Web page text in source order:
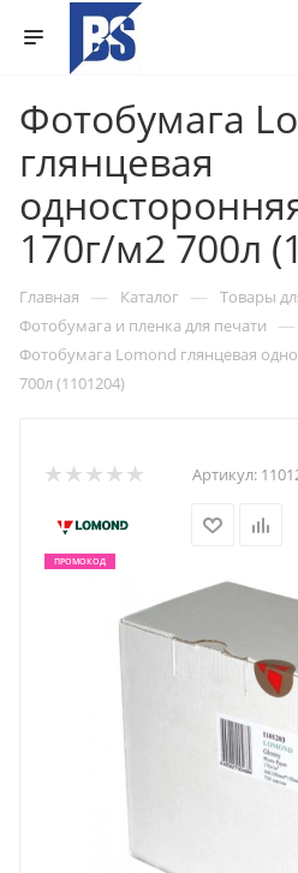
Фотобумага
глянцевая
170г/м2 700л
Главная — Каталог — Товары
Фотобумага и пленка для печати —
Фотобумага Lomond глянцевая
700л (1101204)
Артикул:
ПРОМОКОД